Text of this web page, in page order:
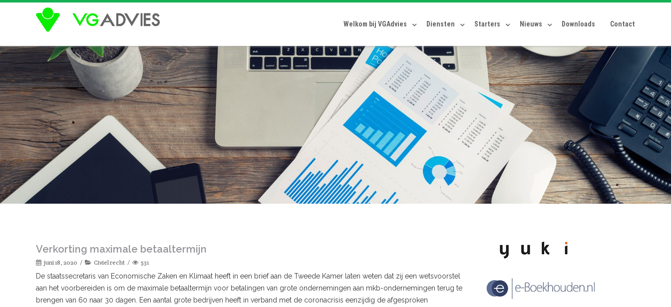
Welkom bij VGAdvies Diensten Starters Nieuws Downloads Contact
Verkorting maximale betaaltermijn
juni 18, 2020 Civiel recht 531
De staatssecretaris van Economische Zaken en Klimaat heeft in een brief aan de Tweede Kamer laten weten dat zij een wetsvoorstel
aan het voorbereiden is om de maximale betaaltermijn voor betalingen van grote ondernemingen aan mkb-ondernemingen terug te
brengen van 60 naar 30 dagen. Een aantal grote bedrijven heeft in verband met de coronacrisis eenzijdig de afgesproken